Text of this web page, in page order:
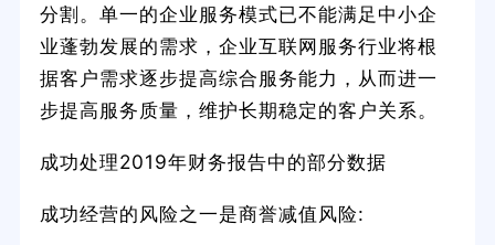
分割。单一的企业服务模式已不能满足中小企
业蓬勃发展的需求，企业互联网服务行业将根
据客户需求逐步提高综合服务能力，从而进一
步提高服务质量，维护长期稳定的客户关系。
成功处理2019年财务报告中的部分数据
成功经营的风险之一是商誉减值风险: